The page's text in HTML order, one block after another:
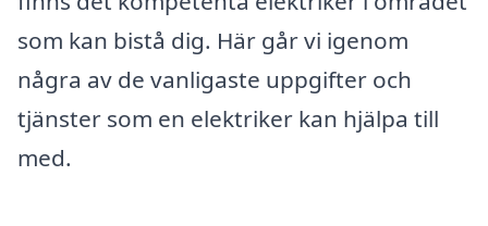
som kan bistå dig. Här går vi igenom
några av de vanligaste uppgifter och
tjänster som en elektriker kan hjälpa till
med.